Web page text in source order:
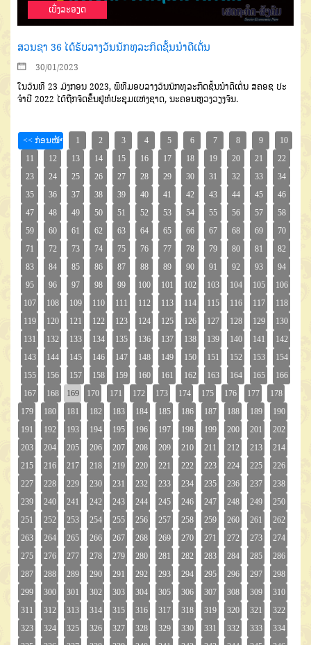
ເບີ່ງລະອຽດ
ສວນຊາ 36 ໄດ້ຮັບລາງວັນນັກທຸລະກິດຊັ້ນນຳດີເດັ່ນ
30/01/2023
ໃນວັນທີ 23 ມັງກອນ 2023, ພິທີມອບລາງວັນນັກທຸລະກິດຊັ້ນນຳດີເດັ່ນ ສຄອຊ ປະ
ຈໍາປີ 2022 ໄດ້ຖືກຈັດຂຶ້ນຢູ່ຫໍປະຊຸມແຫ່ງຊາດ, ນະຄອນຫຼວງວຽງຈັນ.